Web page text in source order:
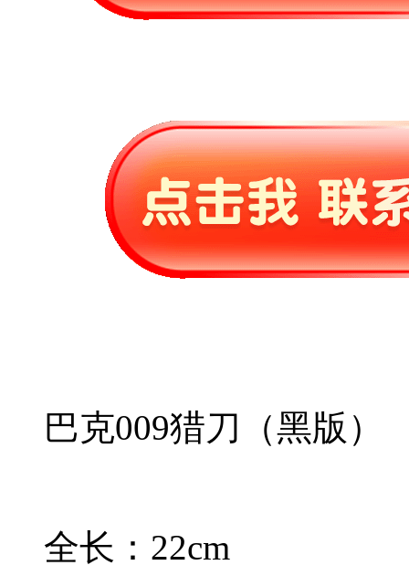
巴克009猎刀（黑版）
全长：22cm